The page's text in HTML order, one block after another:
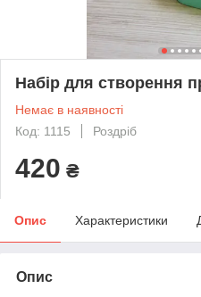
Набір для створення
Немає в наявності
Код: 1115
Роздріб
420 ₴
Опис Характеристики
Опис